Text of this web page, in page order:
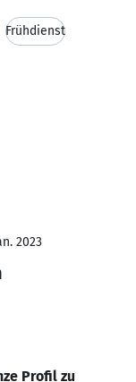
Frühdienst
2023
Profil zu